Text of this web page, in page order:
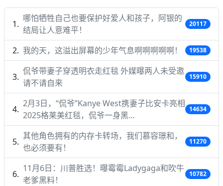
哪怕牺牲自己也要保护好爱人和孩子，阿银的
结局让人意难平！
20117
我的天，这溢出屏幕的少年气息啊啊啊啊啊！ 19538
侃爷带妻子穿透明衣走红毯 外媒曝两人未受邀
请不请自来
15910
2月3日，“侃爷”Kanye West携妻子比安卡亮相
2025格莱美红毯，侃爷一身黑…
14634
其他角色拥有的内存卡转场，我们慕容璟和，
也必须要有！
11270
11月6日：川普胜选！曝霉霉Ladygaga和吹牛
老爹黑料！
10782